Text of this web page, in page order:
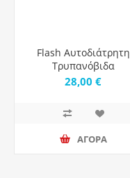
Flash Αυτοδιάτρητη
Τρυπανόβιδα
Τετράγωνη Γαλβανιζέ
28,00 €
ΑΓΟΡΑ